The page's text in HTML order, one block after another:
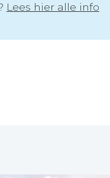
Lees hier alle info